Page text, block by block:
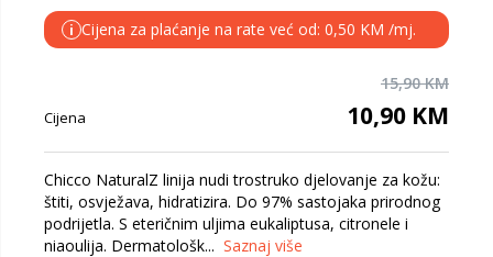
i Cijena za plaćanje na rate već od: 0,50 KM /mj.
15,90 KM
Cijena 10,90 KM
Chicco NaturalZ linija nudi trostruko djelovanje za kožu:
štiti, osvježava, hidratizira. Do 97% sastojaka prirodnog
podrijetla. S eteričnim uljima eukaliptusa, citronele i
niaoulija. Dermatološk... Saznaj više